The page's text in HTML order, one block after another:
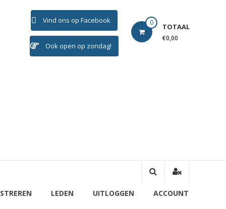
0 TOTAAL
€0,00
Vind ons op Facebook
Ook open op zondag!
LEDEN UITLOGGEN ACCOUNT